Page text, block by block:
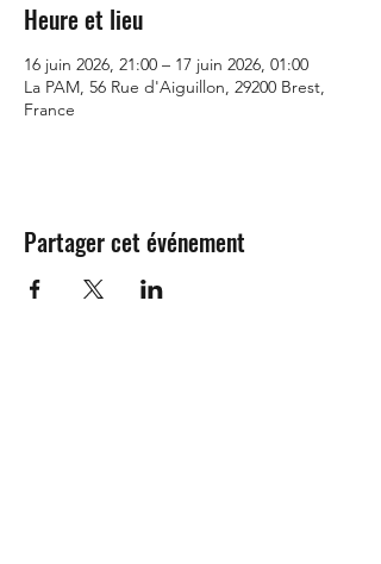
Heure et lieu
16 juin 2026, 21:00 – 17 juin 2026, 01:00
La PAM, 56 Rue d'Aiguillon, 29200 Brest,
France
Partager cet événement